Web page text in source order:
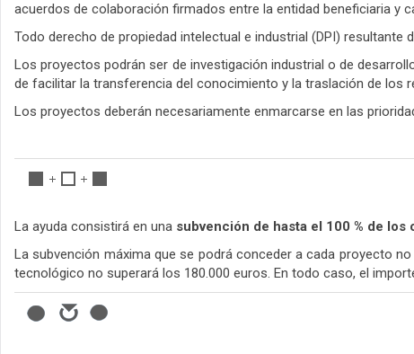
acuerdos de colaboración firmados entre la entidad beneficiaria y
Todo derecho de propiedad intelectual e industrial (DPI)
Los proyectos podrán ser de investigación industrial o de
de facilitar la transferencia del conocimiento y la traslación de los
Los proyectos deberán necesariamente enmarcarse en las
La ayuda consistirá en una subvención de hasta el 100 % de
La subvención máxima que se podrá conceder a cada proyecto
tecnológico no superará los 180.000 euros. En todo caso, el